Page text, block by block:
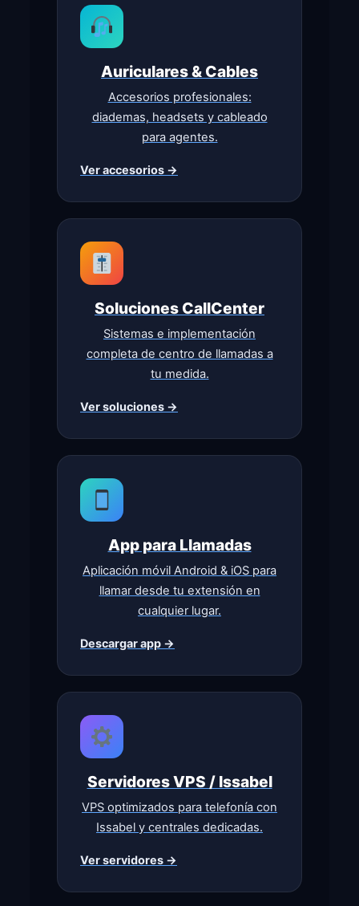
Auriculares & Cables
Accesorios profesionales:
diademas, headsets y cableado
para agentes.
Ver accesorios →
Soluciones CallCenter
Sistemas e implementación
completa de centro de llamadas a
tu medida.
Ver soluciones →
App para Llamadas
Aplicación móvil Android & iOS para
llamar desde tu extensión en
cualquier lugar.
Descargar app →
Servidores VPS / Issabel
VPS optimizados para telefonía con
Issabel y centrales dedicadas.
Ver servidores →